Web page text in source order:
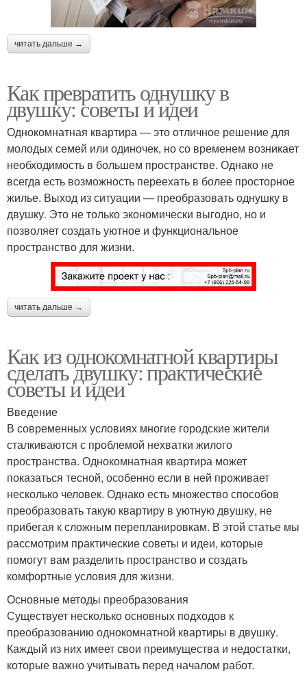
читать дальше →
Как превратить однушку в
двушку: советы и идеи
Однокомнатная квартира — это отличное решение для
молодых семей или одиночек, но со временем возникает
необходимость в большем пространстве. Однако не
всегда есть возможность переехать в более просторное
жилье. Выход из ситуации — преобразовать однушку в
двушку. Это не только экономически выгодно, но и
позволяет создать уютное и функциональное
пространство для жизни.
читать дальше →
Как из однокомнатной квартиры
сделать двушку: практические
советы и идеи
Введение
В современных условиях многие городские жители
сталкиваются с проблемой нехватки жилого
пространства. Однокомнатная квартира может
показаться тесной, особенно если в ней проживает
несколько человек. Однако есть множество способов
преобразовать такую квартиру в уютную двушку, не
прибегая к сложным перепланировкам. В этой статье мы
рассмотрим практические советы и идеи, которые
помогут вам разделить пространство и создать
комфортные условия для жизни.
Основные методы преобразования
Существует несколько основных подходов к
преобразованию однокомнатной квартиры в двушку.
Каждый из них имеет свои преимущества и недостатки,
которые важно учитывать перед началом работ.